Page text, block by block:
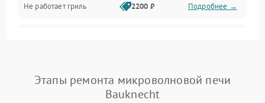
Не работает гриль 2200 ₽ Подробнее →
Появление запаха гари Подробнее →
Этапы ремонта микроволновой печи
Bauknecht